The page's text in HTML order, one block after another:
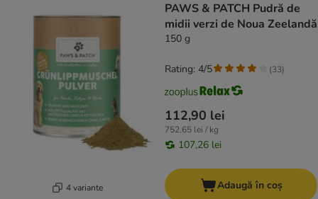
4 variante
PAWS & PATCH Pudră de
midii verzi de Noua Zeelandă
150 g
112,90 lei
752,65 lei / kg
107,26 lei
Rating: 4/5 (33)
Adaugă în coș